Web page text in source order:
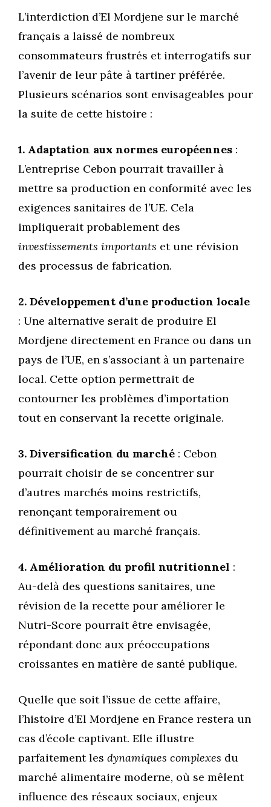
L’interdiction d’El Mordjene sur le marché
français a laissé de nombreux
consommateurs frustrés et interrogatifs sur
l’avenir de leur pâte à tartiner préférée.
Plusieurs scénarios sont envisageables pour
la suite de cette histoire :
1. Adaptation aux normes européennes :
L’entreprise Cebon pourrait travailler à
mettre sa production en conformité avec les
exigences sanitaires de l’UE. Cela
impliquerait probablement des
investissements importants et une révision
des processus de fabrication.
2. Développement d’une production locale
: Une alternative serait de produire El
Mordjene directement en France ou dans un
pays de l’UE, en s’associant à un partenaire
local. Cette option permettrait de
contourner les problèmes d’importation
tout en conservant la recette originale.
3. Diversification du marché : Cebon
pourrait choisir de se concentrer sur
d’autres marchés moins restrictifs,
renonçant temporairement ou
définitivement au marché français.
4. Amélioration du profil nutritionnel :
Au-delà des questions sanitaires, une
révision de la recette pour améliorer le
Nutri-Score pourrait être envisagée,
répondant donc aux préoccupations
croissantes en matière de santé publique.
Quelle que soit l’issue de cette affaire,
l’histoire d’El Mordjene en France restera un
cas d’école captivant. Elle illustre
parfaitement les dynamiques complexes du
marché alimentaire moderne, où se mêlent
influence des réseaux sociaux, enjeux